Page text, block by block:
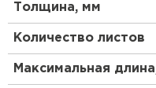
Толщина, мм
Количество листов
Максимальная